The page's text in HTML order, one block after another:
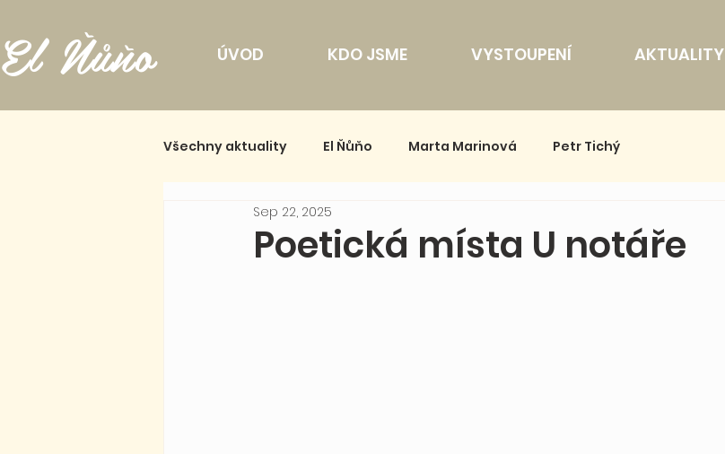
El Ňůňo ÚVOD KDO JSME VYSTOUPENÍ AKTUALITY
Všechny aktuality El Ňůňo Marta Marinová Petr Tichý
Poetická místa U notáře
Sep 22, 2025